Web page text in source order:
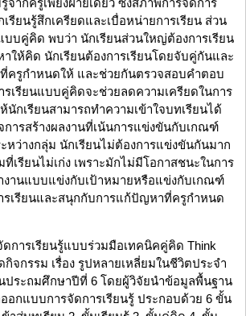
จากครูเพียงฝ่ายเดียว ซึ่งสภาพการจัดการ
เรียนรู้สึกเครียดและเบื่อหน่ายการเรียน ส่วน
บบคู่คิด พบว่า นักเรียนส่วนใหญ่ต้องการเรียน
ให้คิด นักเรียนต้องการเรียนโดยจับคู่กันและ
ครูกำหนดให้ และช่วยกันตรวจสอบคำตอบ
รเรียนแบบคู่คิดจะช่วยลดความเครียดในการ
นักเรียนสามารถทำความเข้าใจบทเรียนได้
การสร้างผลงานที่เน้นการแข่งขันกับเกณฑ์
หว่างกลุ่ม นักเรียนไม่ต้องการแข่งขันกันมาก
ที่เรียนไม่เก่ง เพราะมักไม่มีโอกาสชนะในการ
งานแบบแข่งกับเป้าหมายหรือแข่งกับเกณฑ์
รเรียนและสนุกกับการแก้ปัญหาที่ครูกำหนด
การเรียนรู้แบบร่วมมือเทคนิคคู่คิด Think
กิจกรรม เรื่อง รูปหลายเหลี่ยมในชีวิตประจำ
ประถมศึกษาปีที่ 6 โดยผู้วิจัยนำข้อมูลพื้นฐาน
อกแบบการจัดการเรียนรู้ ประกอบด้วย 6 ขั้น